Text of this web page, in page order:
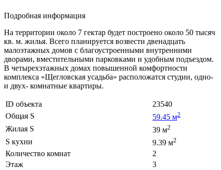
Подробная информация
На территории около 7 гектар будет построено около 50 тысяч
кв. м. жилья. Всего планируется возвести двенадцать
малоэтажных домов с благоустроенными внутренними
дворами, вместительными парковками и удобным подъездом.
В четырехэтажных домах повышенной комфортности
комплекса «Щегловская усадьба» расположатся студии, одно-
и двух- комнатные квартиры.
ID объекта
23540
Общая S
59.45 м2
Жилая S 39 м2
S кухни 9.39 м2
Количество комнат
2
Этаж
3